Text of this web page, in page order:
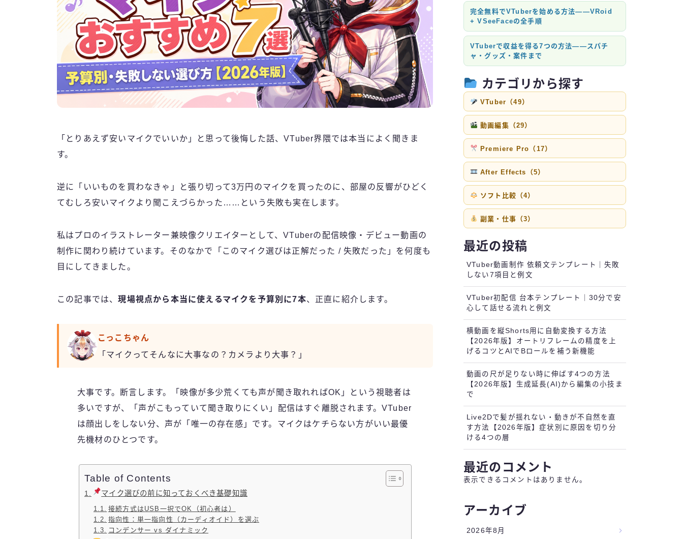
「とりあえず安いマイクでいいか」と思って後悔した話、VTuber界隈では本当によく聞きま
す。
逆に「いいものを買わなきゃ」と張り切って3万円のマイクを買ったのに、部屋の反響がひどく
てむしろ安いマイクより聞こえづらかった……という失敗も実在します。
私はプロのイラストレーター兼映像クリエイターとして、VTuberの配信映像・デビュー動画の
制作に関わり続けています。そのなかで「このマイク選びは正解だった / 失敗だった」を何度も
目にしてきました。
この記事では、現場視点から本当に使えるマイクを予算別に7本、正直に紹介します。
こっこちゃん
「マイクってそんなに大事なの？カメラより大事？」
大事です。断言します。「映像が多少荒くても声が聞き取れればOK」という視聴者は
多いですが、「声がこもっていて聞き取りにくい」配信はすぐ離脱されます。VTuber
は顔出しをしない分、声が「唯一の存在感」です。マイクはケチらない方がいい最優
先機材のひとつです。
Table of Contents
マイク選びの前に知っておくべき基礎知識
接続方式はUSB一択でOK（初心者は）
指向性：単一指向性（カーディオイド）を選ぶ
コンデンサー vs ダイナミック
完全無料でVTuberを始める方法——VRoid
+ VSeeFaceの全手順
VTuberで収益を得る7つの方法——スパチ
ャ・グッズ・案件まで
カテゴリから探す
VTuber（49）
動画編集（29）
Premiere Pro（17）
After Effects（5）
ソフト比較（4）
副業・仕事（3）
最近の投稿
VTuber動画制作 依頼文テンプレート｜失敗
しない7項目と例文
VTuber初配信 台本テンプレート｜30分で安
心して話せる流れと例文
横動画を縦Shorts用に自動変換する方法
【2026年版】オートリフレームの精度を上
げるコツとAIでBロールを補う新機能
動画の尺が足りない時に伸ばす4つの方法
【2026年版】生成延長(AI)から編集の小技ま
で
Live2Dで髪が揺れない・動きが不自然を直
す方法【2026年版】症状別に原因を切り分
ける4つの層
最近のコメント
表示できるコメントはありません。
アーカイブ
2026年8月